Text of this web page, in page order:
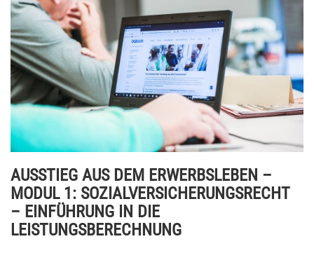
AUSSTIEG AUS DEM ERWERBSLEBEN –
MODUL 1: SOZIALVERSICHERUNGSRECHT
– EINFÜHRUNG IN DIE
LEISTUNGSBERECHNUNG